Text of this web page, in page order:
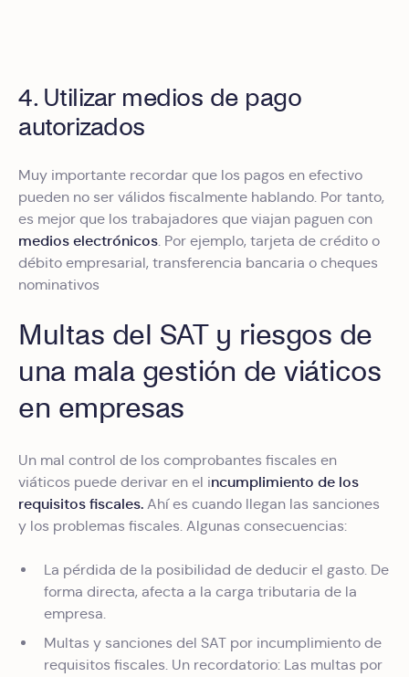
4. Utilizar medios de pago
autorizados
Muy importante recordar que los pagos en efectivo
pueden no ser válidos fiscalmente hablando. Por tanto,
es mejor que los trabajadores que viajan paguen con
medios electrónicos. Por ejemplo, tarjeta de crédito o
débito empresarial, transferencia bancaria o cheques
nominativos
Multas del SAT y riesgos de
una mala gestión de viáticos
en empresas
Un mal control de los comprobantes fiscales en
viáticos puede derivar en el incumplimiento de los
requisitos fiscales. Ahí es cuando llegan las sanciones
y los problemas fiscales. Algunas consecuencias:
La pérdida de la posibilidad de deducir el gasto. De
forma directa, afecta a la carga tributaria de la
empresa.
Multas y sanciones del SAT por incumplimiento de
requisitos fiscales. Un recordatorio: Las multas por